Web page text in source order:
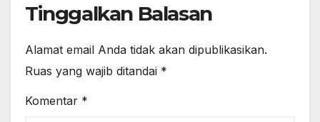
Tinggalkan Balasan
Alamat email Anda tidak akan dipublikasikan.
Ruas yang wajib ditandai *
Komentar *